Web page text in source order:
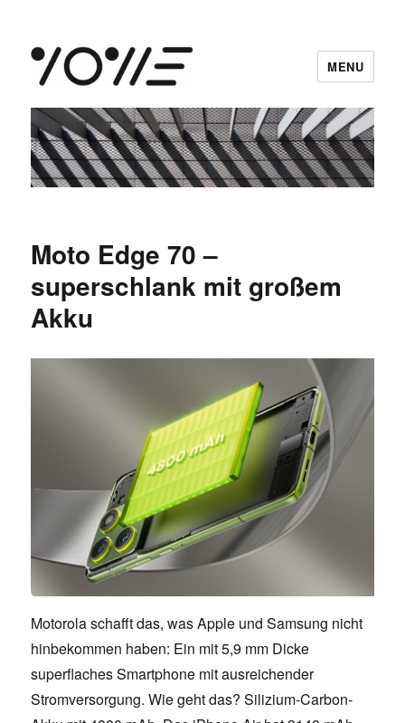
vowe dot net
MENU
Moto Edge 70 –
superschlank mit großem
Akku
Motorola schafft das, was Apple und Samsung nicht
hinbekommen haben: Ein mit 5,9 mm Dicke
superflaches Smartphone mit ausreichender
Stromversorgung. Wie geht das? Silizium-Carbon-